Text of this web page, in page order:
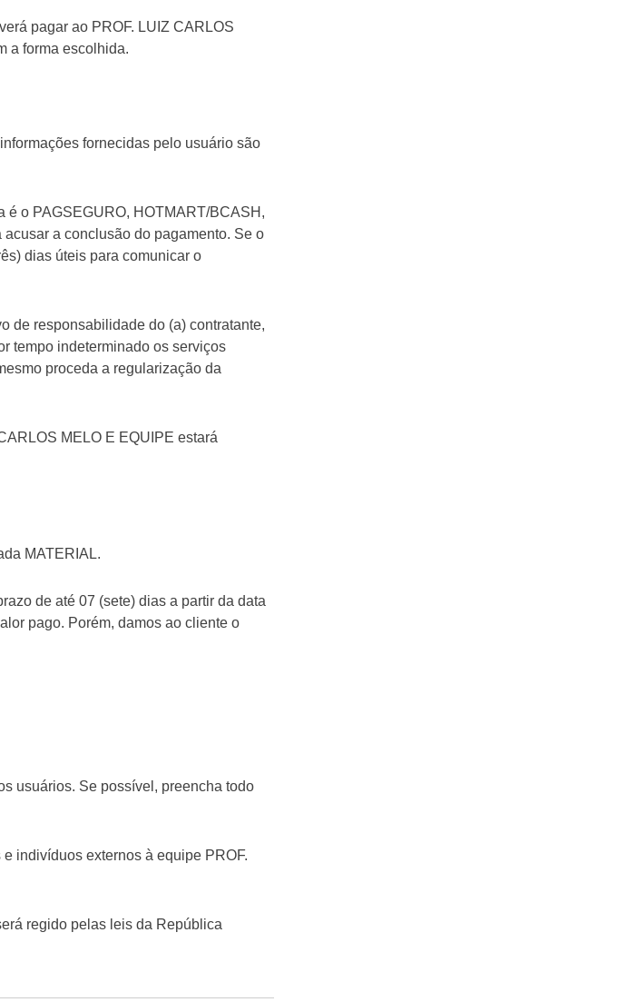
pagar ao PROF. LUIZ CARLOS
a forma escolhida.
fornecidas pelo usuário são
é o PAGSEGURO, HOTMART/BCASH,
a conclusão do pagamento. Se o
dias úteis para comunicar o
de responsabilidade do (a) contratante,
tempo indeterminado os serviços
proceda a regularização da
MELO E EQUIPE estará
MATERIAL.
de até 07 (sete) dias a partir da data
pago. Porém, damos ao cliente o
usuários. Se possível, preencha todo
indivíduos externos à equipe PROF.
regido pelas leis da República